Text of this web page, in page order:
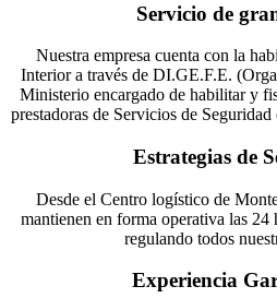
Servicio de
Nuestra empresa cuenta con la
Interior a través de DI.GE.F.E.
Ministerio encargado de habilitar y
prestadoras de Servicios de
Estrategias de
Desde el Centro logístico de
mantienen en forma operativa las
regulando todos
Experiencia